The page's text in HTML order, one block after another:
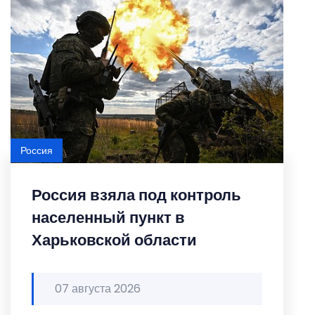
Россия взяла под контроль
населенный пункт в
Харьковской области
07 августа 2026
Россия